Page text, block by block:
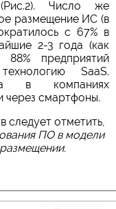
Число же
размещение ИС (в
с 67% в
2-3 года (как
предприятий
SaaS.
в компаниях
через смартфоны.
следует отметить,
ПО в модели